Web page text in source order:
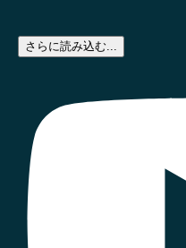
さらに読み込む...